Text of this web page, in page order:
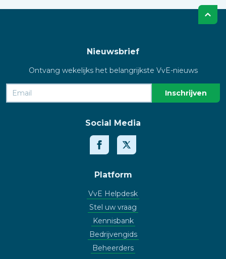
Nieuwsbrief
Ontvang wekelijks het belangrijkste VvE-nieuws
Social Media
Platform
VvE Helpdesk
Stel uw vraag
Kennisbank
Bedrijvengids
Beheerders